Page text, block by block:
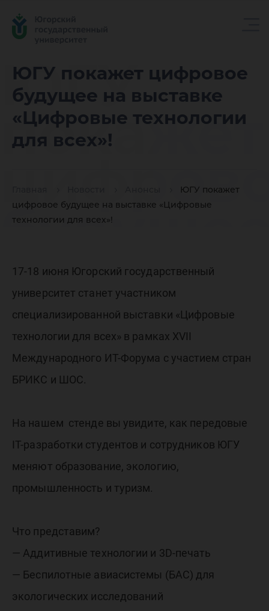
ЮГУ покажет цифровое
будущее на выставке
«Цифровые технологии
для всех»!
ЮГУ покажет
цифровое будущее на выставке «Цифровые
технологии для всех»!
ЮГУ
покажет
для
17-18 июня Югорский государственный
университет станет участником
специализированной выставки «Цифровые
технологии для всех» в рамках XVII
Международного ИТ-Форума с участием стран
БРИКС и ШОС.
На нашем стенде вы увидите, как передовые
IT-разработки студентов и сотрудников ЮГУ
меняют образование, экологию,
промышленность и туризм.
Что представим?
— Аддитивные технологии и 3D-печать
— Беспилотные авиасистемы (БАС) для
экологических исследований